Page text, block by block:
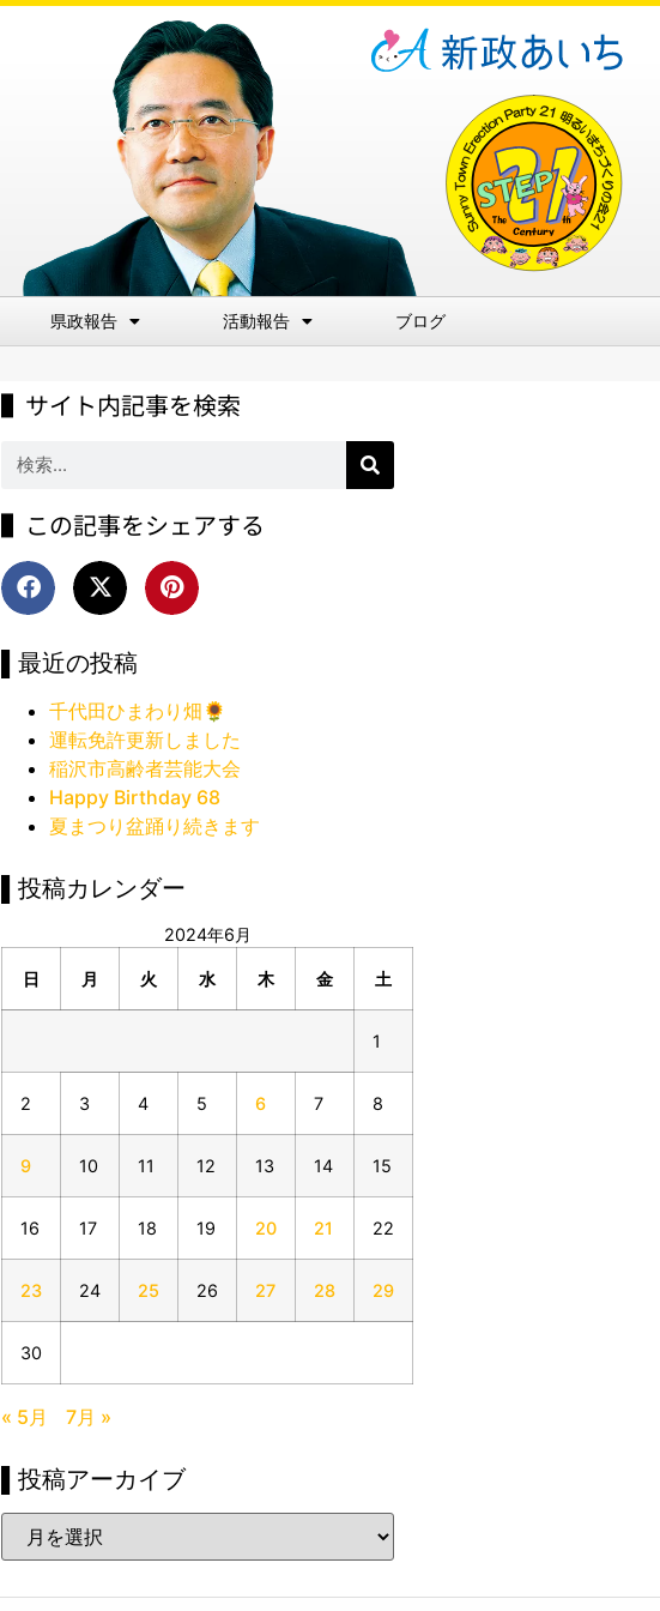
県政報告 活動報告 ブログ
▌サイト内記事を検索
▌この記事をシェアする
▌最近の投稿
千代田ひまわり畑🌻
運転免許更新しました
稲沢市高齢者芸能大会
Happy Birthday 68
夏まつり盆踊り続きます
▌投稿カレンダー
2024年6月
日 月 火 水 木 金 土
1
2 3 4 5 6 7 8
9 10 11 12 13 14 15
16 17 18 19 20 21 22
23 24 25 26 27 28 29
30
« 5月 7月 »
▌投稿アーカイブ